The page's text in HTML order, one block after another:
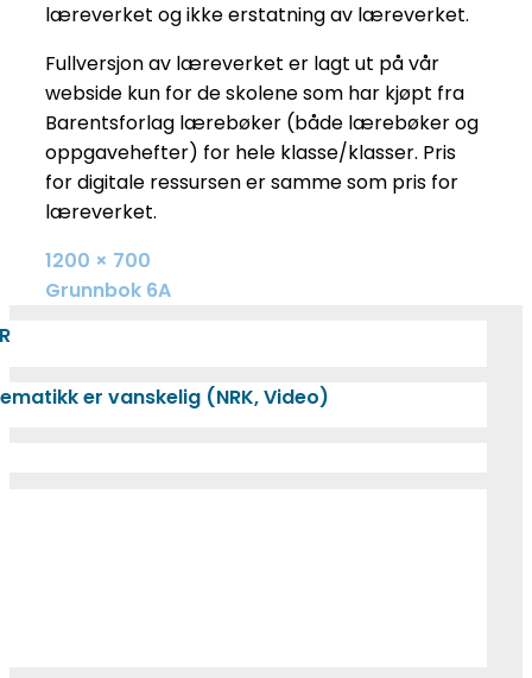
læreverket og ikke erstatning av læreverket.
Fullversjon av læreverket er lagt ut på vår
webside kun for de skolene som har kjøpt fra
Barentsforlag lærebøker (både lærebøker og
oppgavehefter) for hele klasse/klasser. Pris
for digitale ressursen er samme som pris for
læreverket.
Full
size
1200 × 700
INNLEGGSNAVIGASJON
Grunnbok 6A
er vanskelig (NRK, Video)